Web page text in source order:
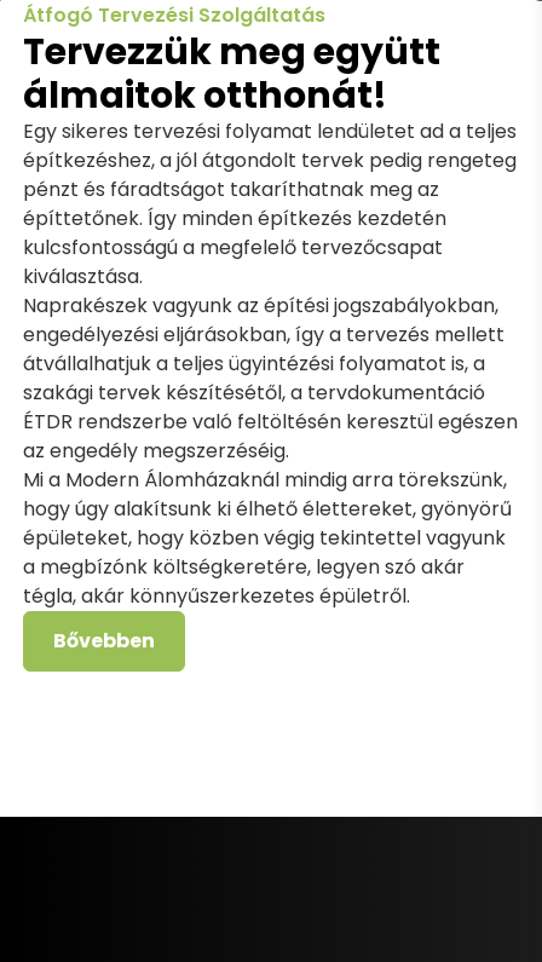
Átfogó Tervezési Szolgáltatás
Tervezzük meg együtt
álmaitok otthonát!
Egy sikeres tervezési folyamat lendületet ad a teljes
építkezéshez, a jól átgondolt tervek pedig rengeteg
pénzt és fáradtságot takaríthatnak meg az
építtetőnek. Így minden építkezés kezdetén
kulcsfontosságú a megfelelő tervezőcsapat
kiválasztása.
Naprakészek vagyunk az építési jogszabályokban,
engedélyezési eljárásokban, így a tervezés mellett
átvállalhatjuk a teljes ügyintézési folyamatot is, a
szakági tervek készítésétől, a tervdokumentáció
ÉTDR rendszerbe való feltöltésén keresztül egészen
az engedély megszerzéséig.
Mi a Modern Álomházaknál mindig arra törekszünk,
hogy úgy alakítsunk ki élhető élettereket, gyönyörű
épületeket, hogy közben végig tekintettel vagyunk
a megbízónk költségkeretére, legyen szó akár
tégla, akár könnyűszerkezetes épületről.
Bővebben